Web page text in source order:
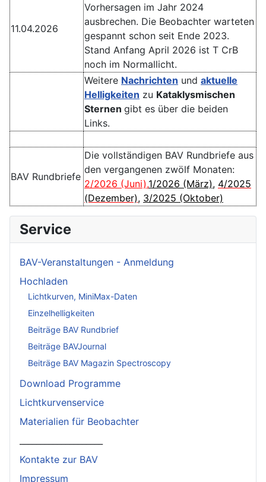
11.04.2026
Vorhersagen im Jahr 2024
ausbrechen. Die Beobachter warteten
gespannt schon seit Ende 2023.
Stand Anfang April 2026 ist T CrB
noch im Normallicht.
Weitere Nachrichten und aktuelle
Helligkeiten zu Kataklysmischen
Sternen gibt es über die beiden
Links.
BAV Rundbriefe
Die vollständigen BAV Rundbriefe aus
den vergangenen zwölf Monaten:
2/2026 (Juni),1/2026 (März), 4/2025
(Dezember), 3/2025 (Oktober)
Service
BAV-Veranstaltungen - Anmeldung
Hochladen
Lichtkurven, MiniMax-Daten
Einzelhelligkeiten
Beiträge BAV Rundbrief
Beiträge BAVJournal
Beiträge BAV Magazin Spectroscopy
Download Programme
Lichtkurvenservice
Materialien für Beobachter
Kontakte zur BAV
Impressum